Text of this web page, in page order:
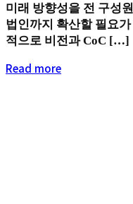
미래 방향성을 전 구성
법인까지 확산할 필요
적으로 비전과 CoC […]
Read more